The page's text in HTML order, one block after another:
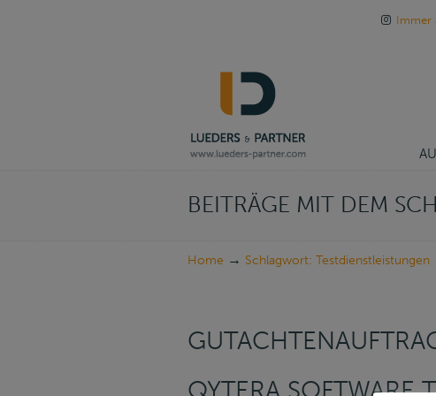
Immer
Navigation
BEITRÄGE MIT DEM
Home → Schlagwort: Testdienstleistungen
QYTERA SOFTWARE